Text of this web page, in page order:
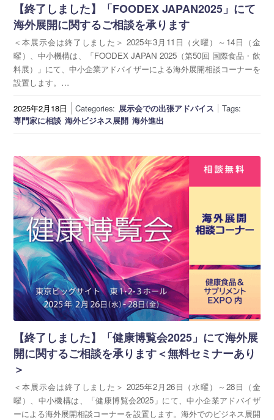
【終了しました】「FOODEX JAPAN2025」にて
海外展開に関するご相談を承ります
＜本展示会は終了しました＞ 2025年3月11日（火曜）～14日（金
曜）、中小機構は、「FOODEX JAPAN 2025（第50回 国際食品・飲
料展）」にて、中小企業アドバイザーによる海外展開相談コーナーを
設置します。…
2025年2月18日 Categories: 展示会での出張アドバイス
Tags:
専門家に相談 海外ビジネス展開 海外進出
【終了しました】「健康博覧会2025」にて海外展
開に関するご相談を承ります＜無料セミナーあり
＞
＜本展示会は終了しました＞ 2025年2月26日（水曜）～28日（金
曜）、中小機構は、「健康博覧会2025」にて、中小企業アドバイザ
ーによる海外展開相談コーナーを設置します。海外でのビジネス展開